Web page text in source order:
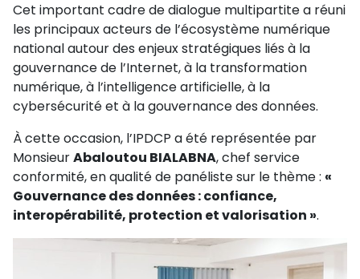
Cet important cadre de dialogue multipartite a réuni
les principaux acteurs de l’écosystème numérique
national autour des enjeux stratégiques liés à la
gouvernance de l’Internet, à la transformation
numérique, à l’intelligence artificielle, à la
cybersécurité et à la gouvernance des données.
À cette occasion, l’IPDCP a été représentée par
MonsieurAbaloutou BIALABNA, chef service
conformité, en qualité de panéliste sur le thème : «
Gouvernance des données : confiance,
interopérabilité, protection et valorisation ».